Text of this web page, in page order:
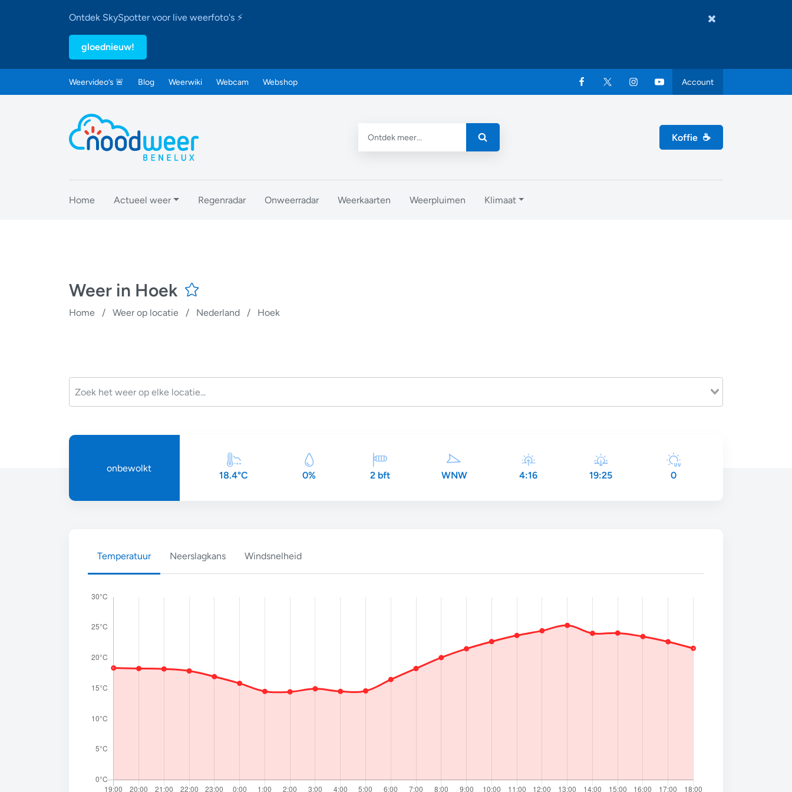
Ontdek SkySpotter voor live weerfoto's ⚡
gloednieuw!
Weervideo’s 🚨 Blog Weerwiki Webcam Webshop Account
Koffie ☕
Home Actueel weer Regenradar Onweerradar Weerkaarten Weerpluimen Klimaat
Weer in Hoek
Home / Weer op locatie / Nederland / Hoek
onbewolkt
18.4°C 0% 2 bft WNW 4:16 19:25 0
Temperatuur Neerslagkans Windsnelheid